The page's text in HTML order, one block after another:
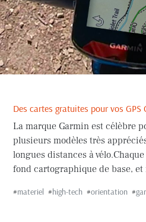
Des cartes gratuites pour vos GPS
La marque Garmin est célèbre
plusieurs modèles très
longues distances à
fond cartographique de base, et
#materiel #high-tech #orientation #